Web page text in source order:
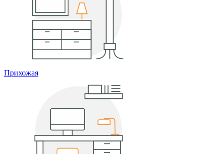
Прихожая